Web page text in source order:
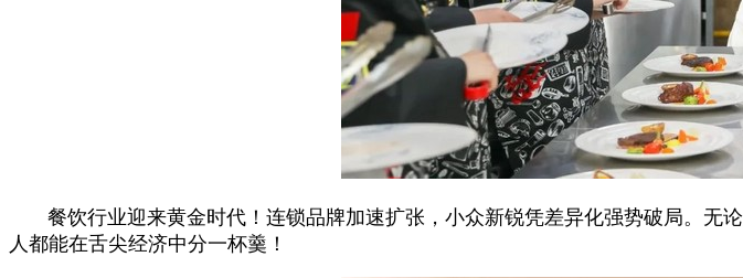
餐饮行业迎来黄金时代！连锁品牌加速扩张，小众新锐凭差异化强势破局。
人都能在舌尖经济中分一杯羹！